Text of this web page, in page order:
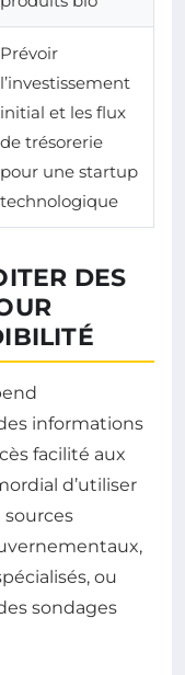
Prévoir
l’investissement
initial et les flux
de trésorerie
pour une startup
technologique
DES
informations
facilité aux
d’utiliser
sources
ou
sondages